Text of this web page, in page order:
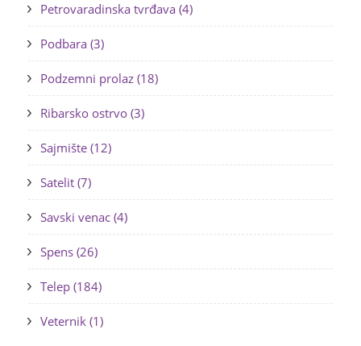
Petrovaradinska tvrđava (4)
Podbara (3)
Podzemni prolaz (18)
Ribarsko ostrvo (3)
Sajmište (12)
Satelit (7)
Savski venac (4)
Spens (26)
Telep (184)
Veternik (1)